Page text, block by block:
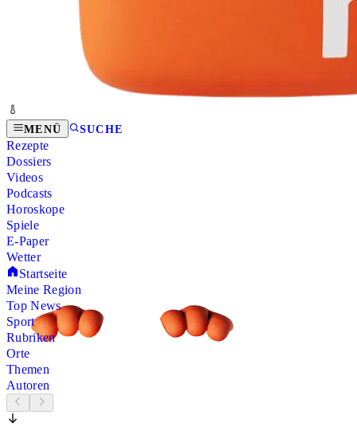
MENÜ SUCHE
Rezepte
Dossiers
Videos
Podcasts
Horoskope
Spiele
E-Paper
Wetter
Startseite
Meine Region
Top News
Sport
Rubriken
Orte
Themen
Autoren